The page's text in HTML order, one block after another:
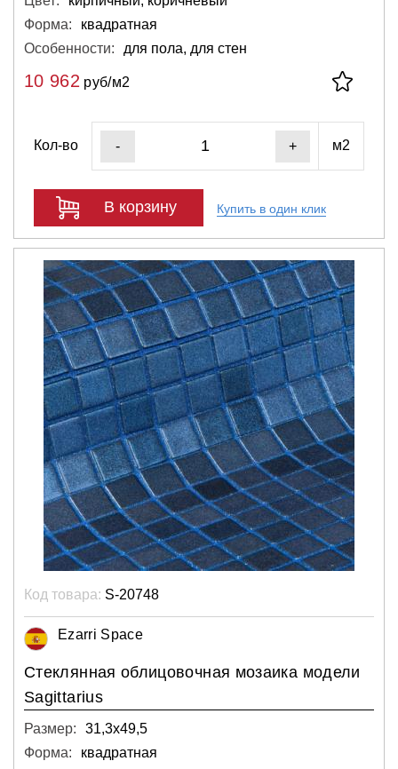
Форма:
квадратная
Особенности:
для пола, для стен
10 962 руб/м2
Кол-во - + м2
В корзину Купить в один клик
Код товара: S-20748
Ezarri Space
Стеклянная облицовочная мозаика модели
Sagittarius
Размер:
31,3х49,5
Форма:
квадратная